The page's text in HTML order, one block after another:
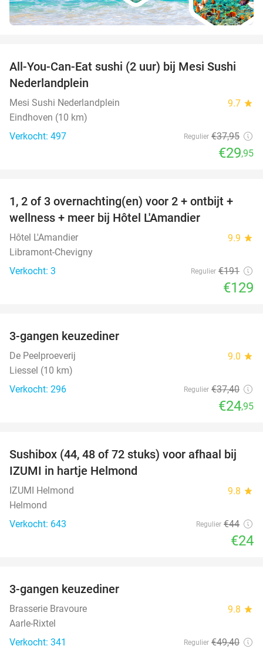
21%
All-You-Can-Eat sushi (2 uur) bij Mesi Sushi
Nederlandplein
Mesi Sushi Nederlandplein 9.7 star
Eindhoven (10 km)
Verkocht: 497
Regulier €37,95
€29,95
32%
TODAY
1, 2 of 3 overnachting(en) voor 2 + ontbijt +
wellness + meer bij Hôtel L'Amandier
Hôtel L'Amandier 9.9 star
Libramont-Chevigny
Verkocht: 3
Regulier €191
€129
3-gangen keuzediner
De Peelproeverij 9.0 star
Liessel (10 km)
Verkocht: 296
Regulier €37,40
€24,95
45%
Sushibox (44, 48 of 72 stuks) voor afhaal bij
IZUMI in hartje Helmond
IZUMI Helmond 9.8 star
Helmond
Verkocht: 643
Regulier €44
€24
3-gangen keuzediner
Brasserie Bravoure 9.8 star
Aarle-Rixtel
Verkocht: 341
Regulier €49,40